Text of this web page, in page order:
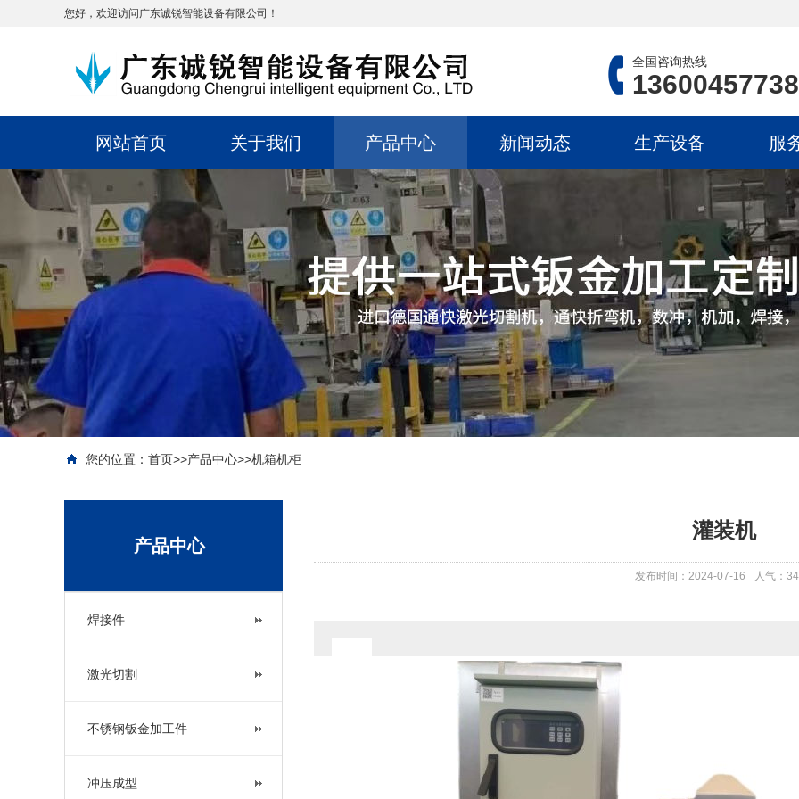
您好，欢迎访问广东诚锐智能设备有限公司！
全国咨询热线
13600457738
网站首页 关于我们 产品中心 新闻动态 生产设备 服
您的位置： 首页>>产品中心>>机箱机柜
产品中心
焊接件
激光切割
不锈钢钣金加工件
冲压成型
灌装机
发布时间：2024-07-16 人气：